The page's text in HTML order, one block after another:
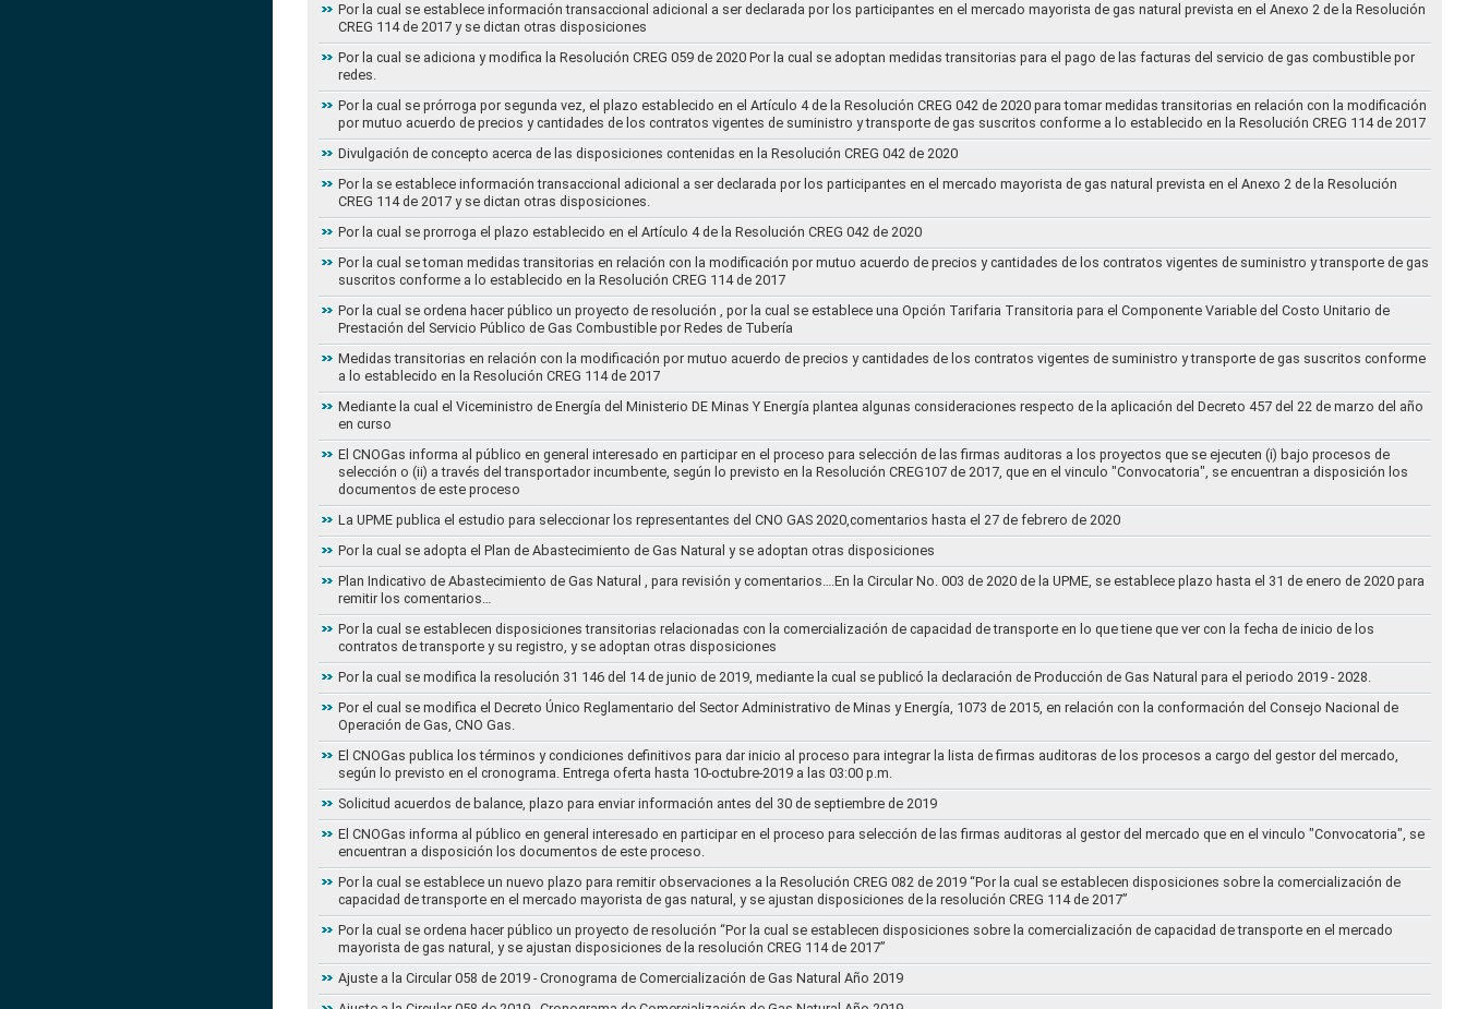
Por la cual se establece información transaccional adicional a ser declarada por los participantes en el mercado mayorista de gas natural prevista en el Anexo 2 de la Resolución
CREG 114 de 2017 y se dictan otras disposiciones
Por la cual se adiciona y modifica la Resolución CREG 059 de 2020 Por la cual se adoptan medidas transitorias para el pago de las facturas del servicio de gas combustible por
redes.
Por la cual se prórroga por segunda vez, el plazo establecido en el Artículo 4 de la Resolución CREG 042 de 2020 para tomar medidas transitorias en relación con la modificación
por mutuo acuerdo de precios y cantidades de los contratos vigentes de suministro y transporte de gas suscritos conforme a lo establecido en la Resolución CREG 114 de 2017
Divulgación de concepto acerca de las disposiciones contenidas en la Resolución CREG 042 de 2020
Por la se establece información transaccional adicional a ser declarada por los participantes en el mercado mayorista de gas natural prevista en el Anexo 2 de la Resolución
CREG 114 de 2017 y se dictan otras disposiciones.
Por la cual se prorroga el plazo establecido en el Artículo 4 de la Resolución CREG 042 de 2020
Por la cual se toman medidas transitorias en relación con la modificación por mutuo acuerdo de precios y cantidades de los contratos vigentes de suministro y transporte de gas
suscritos conforme a lo establecido en la Resolución CREG 114 de 2017
Por la cual se ordena hacer público un proyecto de resolución , por la cual se establece una Opción Tarifaria Transitoria para el Componente Variable del Costo Unitario de
Prestación del Servicio Público de Gas Combustible por Redes de Tubería
Medidas transitorias en relación con la modificación por mutuo acuerdo de precios y cantidades de los contratos vigentes de suministro y transporte de gas suscritos conforme
a lo establecido en la Resolución CREG 114 de 2017
Mediante la cual el Viceministro de Energía del Ministerio DE Minas Y Energía plantea algunas consideraciones respecto de la aplicación del Decreto 457 del 22 de marzo del año
en curso
El CNOGas informa al público en general interesado en participar en el proceso para selección de las firmas auditoras a los proyectos que se ejecuten (i) bajo procesos de
selección o (ii) a través del transportador incumbente, según lo previsto en la Resolución CREG107 de 2017, que en el vinculo "Convocatoria", se encuentran a disposición los
documentos de este proceso
La UPME publica el estudio para seleccionar los representantes del CNO GAS 2020,comentarios hasta el 27 de febrero de 2020
Por la cual se adopta el Plan de Abastecimiento de Gas Natural y se adoptan otras disposiciones
Plan Indicativo de Abastecimiento de Gas Natural , para revisión y comentarios….En la Circular No. 003 de 2020 de la UPME, se establece plazo hasta el 31 de enero de 2020 para
remitir los comentarios…
Por la cual se establecen disposiciones transitorias relacionadas con la comercialización de capacidad de transporte en lo que tiene que ver con la fecha de inicio de los
contratos de transporte y su registro, y se adoptan otras disposiciones
Por la cual se modifica la resolución 31 146 del 14 de junio de 2019, mediante la cual se publicó la declaración de Producción de Gas Natural para el periodo 2019 - 2028.
Por el cual se modifica el Decreto Único Reglamentario del Sector Administrativo de Minas y Energía, 1073 de 2015, en relación con la conformación del Consejo Nacional de
Operación de Gas, CNO Gas.
El CNOGas publica los términos y condiciones definitivos para dar inicio al proceso para integrar la lista de firmas auditoras de los procesos a cargo del gestor del mercado,
según lo previsto en el cronograma. Entrega oferta hasta 10-octubre-2019 a las 03:00 p.m.
Solicitud acuerdos de balance, plazo para enviar información antes del 30 de septiembre de 2019
El CNOGas informa al público en general interesado en participar en el proceso para selección de las firmas auditoras al gestor del mercado que en el vinculo "Convocatoria", se
encuentran a disposición los documentos de este proceso.
Por la cual se establece un nuevo plazo para remitir observaciones a la Resolución CREG 082 de 2019 “Por la cual se establecen disposiciones sobre la comercialización de
capacidad de transporte en el mercado mayorista de gas natural, y se ajustan disposiciones de la resolución CREG 114 de 2017”
Por la cual se ordena hacer público un proyecto de resolución “Por la cual se establecen disposiciones sobre la comercialización de capacidad de transporte en el mercado
mayorista de gas natural, y se ajustan disposiciones de la resolución CREG 114 de 2017”
Ajuste a la Circular 058 de 2019 - Cronograma de Comercialización de Gas Natural Año 2019